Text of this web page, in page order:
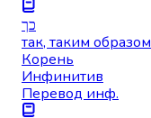
כך
так, таким образом
Корень
Инфинитив
Перевод инф.